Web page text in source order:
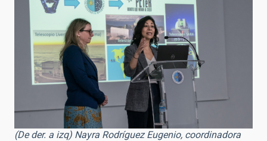
(De der. a izq) Nayra Rodríguez Eugenio, coordinadora